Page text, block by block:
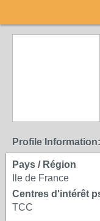
Profile Information:
Pays / Région
Ile de France
Centres d'intérêt
TCC